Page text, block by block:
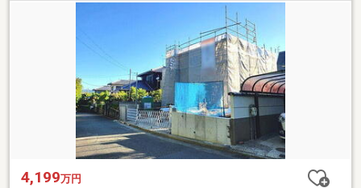
4,199万円